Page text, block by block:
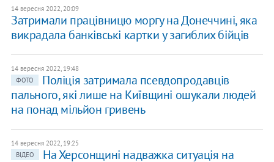
14 вересня 2022, 20:09
Затримали працівницю моргу на Донеччині, яка
викрадала банківські картки у загиблих бійців
14 вересня 2022, 19:48
ФОТО
Поліція затримала псевдопродавців
пального, які лише на Київщині ошукали людей
на понад мільйон гривень
14 вересня 2022, 19:25
ВІДЕО
На Херсонщині надважка ситуація на